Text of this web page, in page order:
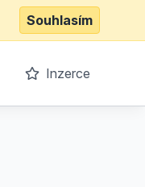
Souhlasím
Inzerce